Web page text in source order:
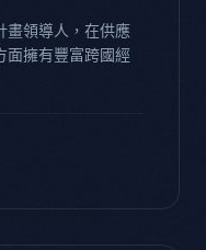
畫領導人，在供應
面擁有豐富跨國經